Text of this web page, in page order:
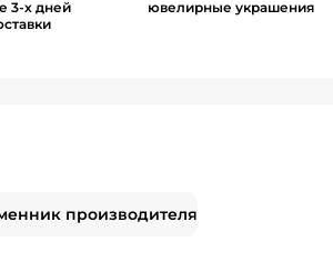
3-х дней
ювелирные украшения
производителя